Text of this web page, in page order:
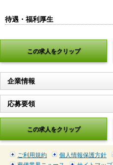
待遇・福利厚生
この求人をクリップ
企業情報
応募要領
この求人をクリップ
ご利用規約 個人情報保護方針